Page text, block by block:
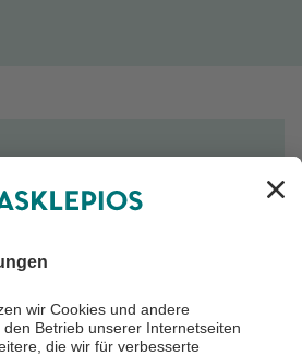
bereitgestellten
ausschließlich der
und werden regelmäßig
dennoch keine
Beratung, Diagnose